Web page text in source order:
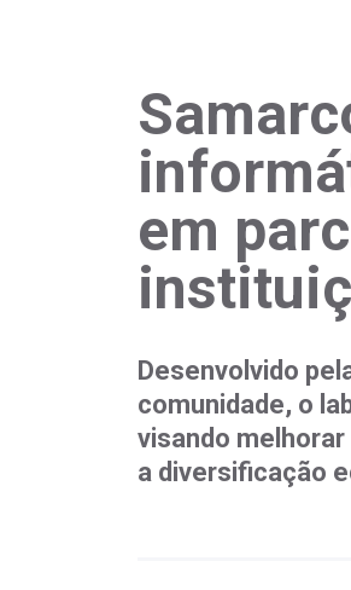
em
Desenvolvido
comunidade, o
visando
a diversificação